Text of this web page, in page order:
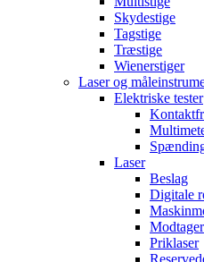
Skydestige
Tagstige
Træstige
Wienerstiger
Laser og
Elektriske tester
Laser
Beslag
Digitale
Modtager
Priklaser